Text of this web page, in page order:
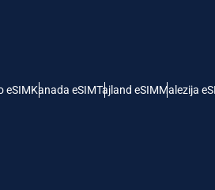
eSIMKanada eSIMTajland eSIMMalezija